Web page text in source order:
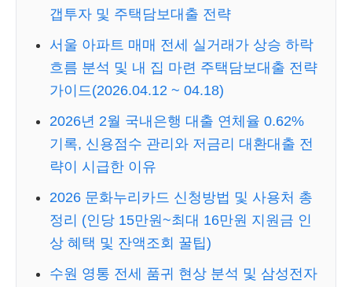
갭투자 및 주택담보대출 전략
서울 아파트 매매 전세 실거래가 상승 하락
흐름 분석 및 내 집 마련 주택담보대출 전략
가이드(2026.04.12 ~ 04.18)
2026년 2월 국내은행 대출 연체율 0.62%
기록, 신용점수 관리와 저금리 대환대출 전
략이 시급한 이유
2026 문화누리카드 신청방법 및 사용처 총
정리 (인당 15만원~최대 16만원 지원금 인
상 혜택 및 잔액조회 꿀팁)
수원 영통 전세 품귀 현상 분석 및 삼성전자